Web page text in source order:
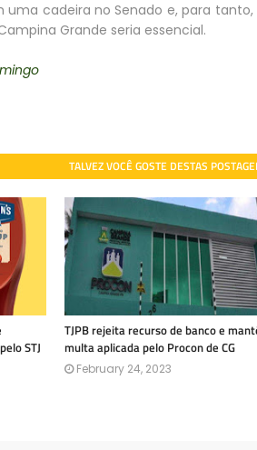
uma cadeira no Senado e, para
Grande seria essencial.
TALVEZ VOCÊ GOSTE DESTAS
STJ
TJPB rejeita recurso de banco e
multa aplicada pelo Procon de CG
February 24, 2023